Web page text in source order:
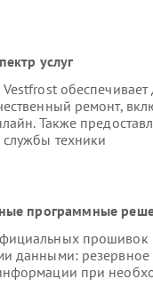
услуг
ремонт,
Также
техники
программные
прошивок
данными:
при